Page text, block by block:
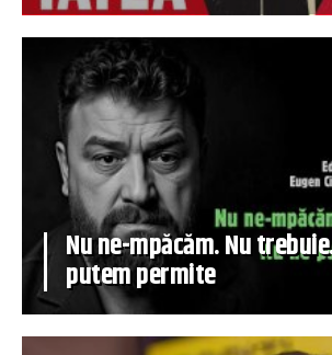
Nu ne-mpăcăm. Nu
putem permite